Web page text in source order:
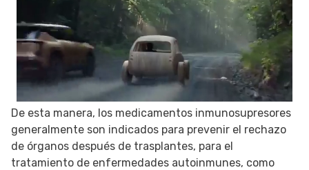
De esta manera, los medicamentos inmunosupresores
generalmente son indicados para prevenir el rechazo
de órganos después de trasplantes, para el
tratamiento de enfermedades autoinmunes, como